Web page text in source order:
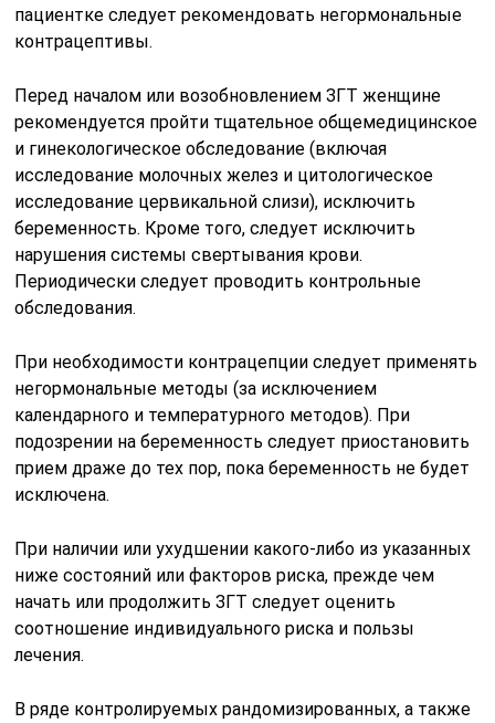
пациентке следует рекомендовать негормональные
контрацептивы.
Перед началом или возобновлением ЗГТ женщине
рекомендуется пройти тщательное общемедицинское
и гинекологическое обследование (включая
исследование молочных желез и цитологическое
исследование цервикальной слизи), исключить
беременность. Кроме того, следует исключить
нарушения системы свертывания крови.
Периодически следует проводить контрольные
обследования.
При необходимости контрацепции следует применять
негормональные методы (за исключением
календарного и температурного методов). При
подозрении на беременность следует приостановить
прием драже до тех пор, пока беременность не будет
исключена.
При наличии или ухудшении какого-либо из указанных
ниже состояний или факторов риска, прежде чем
начать или продолжить ЗГТ следует оценить
соотношение индивидуального риска и пользы
лечения.
В ряде контролируемых рандомизированных, а также